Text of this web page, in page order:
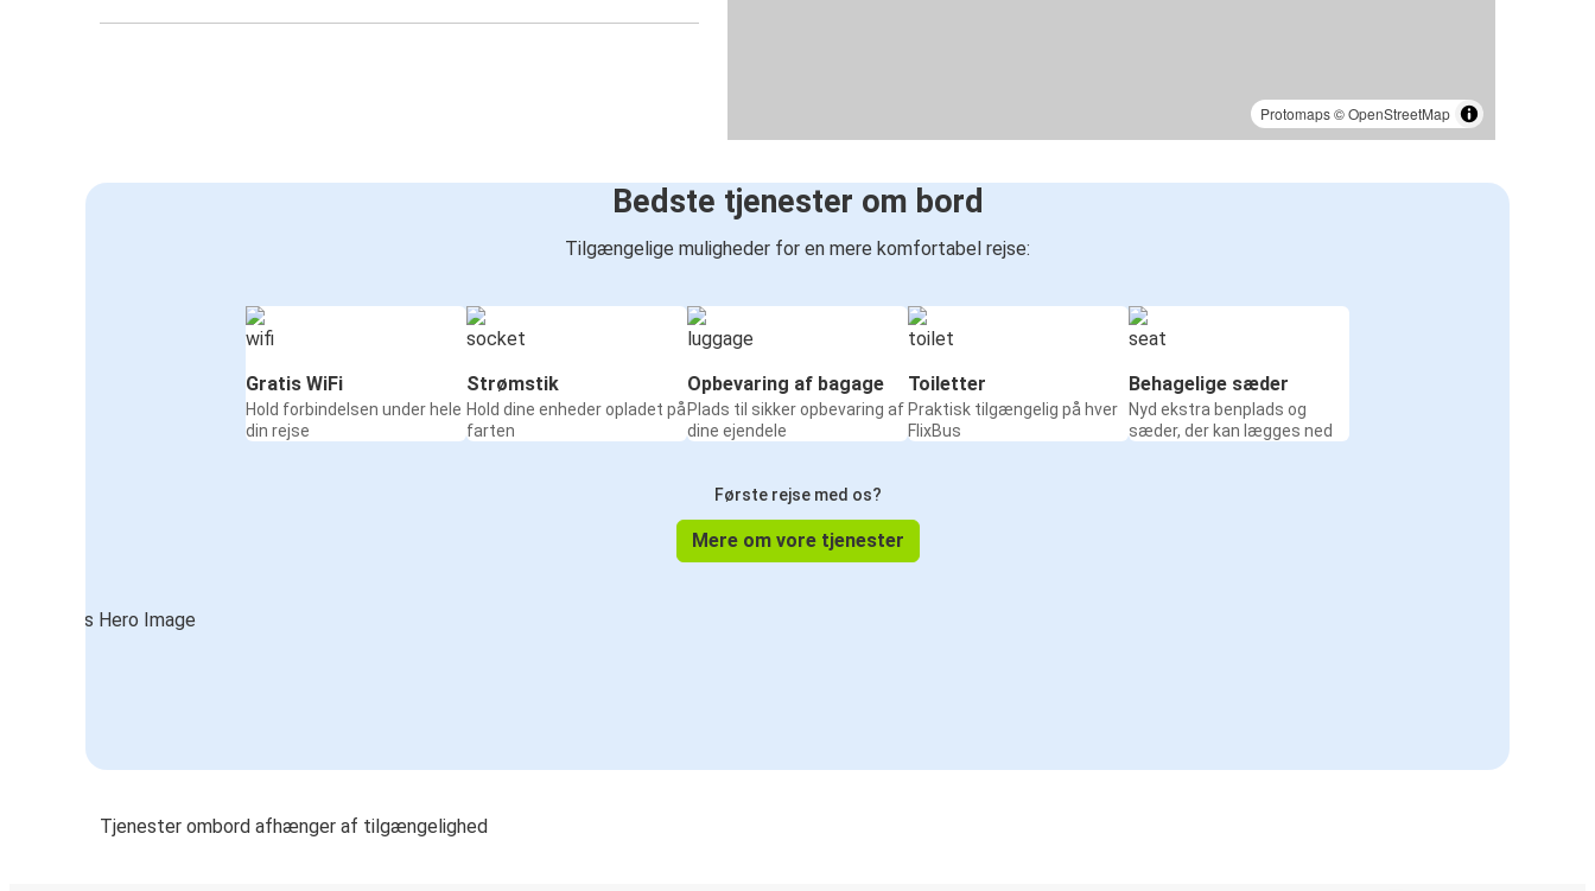
Protomaps©OpenStreetMap
Bedste tjenester om bord
Tilgængelige muligheder for en mere komfortabel rejse:
Gratis WiFi
Hold forbindelsen under hele
din rejse
Strømstik
Hold dine enheder opladet på
farten
Opbevaring af bagage
Plads til sikker opbevaring af
dine ejendele
Toiletter
Praktisk tilgængelig på hver
FlixBus
Behagelige sæder
Nyd ekstra benplads og
sæder, der kan lægges ned
Første rejse med os?
Mere om vore tjenester
Tjenester ombord afhænger af tilgængelighed